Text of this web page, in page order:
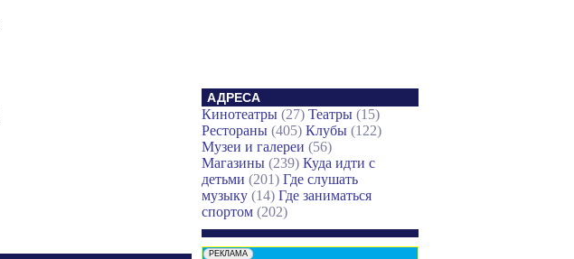
АДРЕСА
Кинотеатры(27) Театры(15)
Рестораны(405) Клубы(122)
Музеи и галереи (56)
Магазины(239) Куда идти с
детьми (201) Где слушать
музыку(14) Где заниматься
спортом(202)